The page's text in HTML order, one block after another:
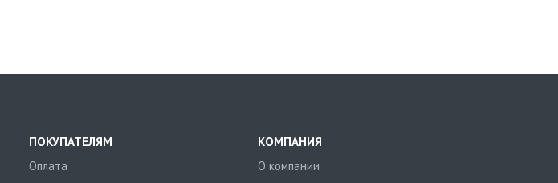
ПОКУПАТЕЛЯМ
Оплата
КОМПАНИЯ
О компании